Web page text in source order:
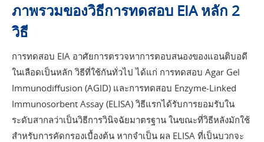
ภาพรวมของวิธีการทดสอบ EIA หลัก 2
วิธี
การทดสอบ EIA อาศัยการตรวจหาการตอบสนองของแอนติบอดี
ในเลือดเป็นหลัก วิธีที่ใช้กันทั่วไป ได้แก่ การทดสอบ Agar Gel
Immunodiffusion (AGID) และการทดสอบ Enzyme-Linked
Immunosorbent Assay (ELISA) วิธีแรกได้รับการยอมรับใน
ระดับสากลว่าเป็นวิธีการวินิจฉัยมาตรฐาน ในขณะที่วิธีหลังมักใช้
สำหรับการคัดกรองเบื้องต้น หากจำเป็น ผล ELISA ที่เป็นบวกจะ